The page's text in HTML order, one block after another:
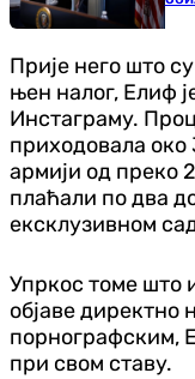
Прије него што
њен налог, Елиф
Инстаграму.
приходовала око
армији од преко
плаћали по два
ексклузивном
Упркос томе што
објаве директно
порнографским,
при свом ставу.